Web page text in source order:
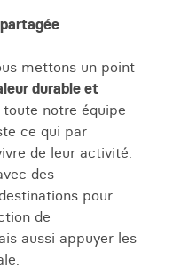
mettons un point
durable et
notre équipe
ce qui par
de leur activité.
des
pour
de
aussi appuyer les